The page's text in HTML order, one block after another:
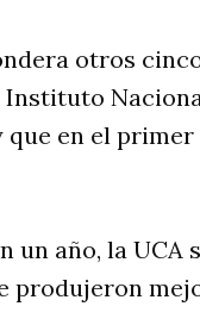
otros
que en el
un año, la UCA
produjeron